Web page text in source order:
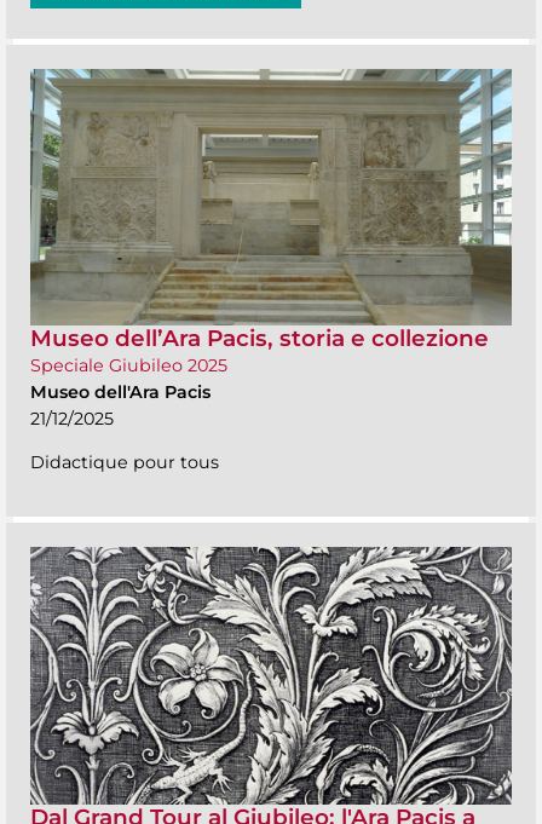
Museo dell’Ara Pacis, storia e collezione
Speciale Giubileo 2025
Museo dell'Ara Pacis
21/12/2025
Didactique pour tous
Dal Grand Tour al Giubileo: l'Ara Pacis a